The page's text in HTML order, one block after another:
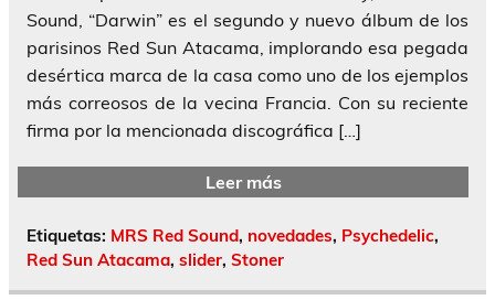
Sound, “Darwin” es el segundo y nuevo álbum de los
parisinos Red Sun Atacama, implorando esa pegada
desértica marca de la casa como uno de los ejemplos
más correosos de la vecina Francia. Con su reciente
firma por la mencionada discográfica […]
Leer más
Etiquetas: MRS Red Sound, novedades, Psychedelic,
Red Sun Atacama, slider, Stoner